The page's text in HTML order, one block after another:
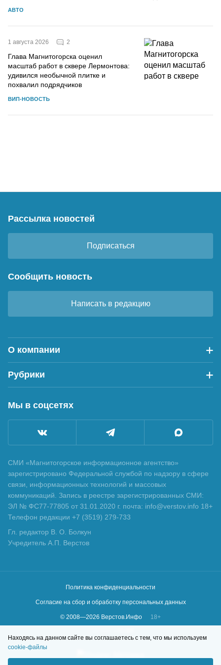
АВТО
1 августа 2026 2
Глава Магнитогорска оценил
масштаб работ в сквере Лермонтова:
удивился необычной плитке и
похвалил подрядчиков
ВИП-НОВОСТЬ
Рассылка новостей
Подписаться
Сообщить новость
Написать в редакцию
О компании
Рубрики
Мы в соцсетях
СМИ «Магнитогорское информационное агентство»
зарегистрировано Федеральной службой по надзору в сфере
связи, информационных технологий и массовых
коммуникаций. Запись в реестре зарегистрированных СМИ:
ЭЛ № ФС77-77805 от 31.01.2020 г. почта: info@verstov.info 18+
Телефон редакции +7 (3519) 279-733
Гл. редактор В. О. Болкун
Учредитель А.П. Верстов
Политика конфиденциальности
Согласие на сбор и обработку персональных данных
© 2008—2026 Верстов.Инфо
18+
Находясь на данном сайте вы соглашаетесь с тем, что мы используем
cookie-файлы